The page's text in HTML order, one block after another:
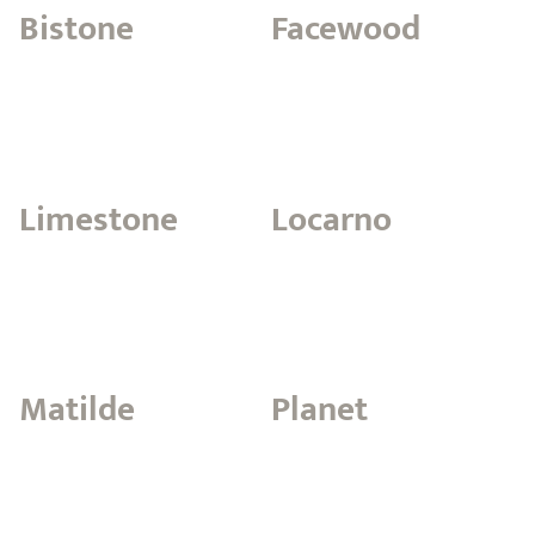
Bistone Facewood
Limestone Locarno
Matilde Planet